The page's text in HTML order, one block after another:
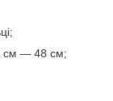
см — 48 см;